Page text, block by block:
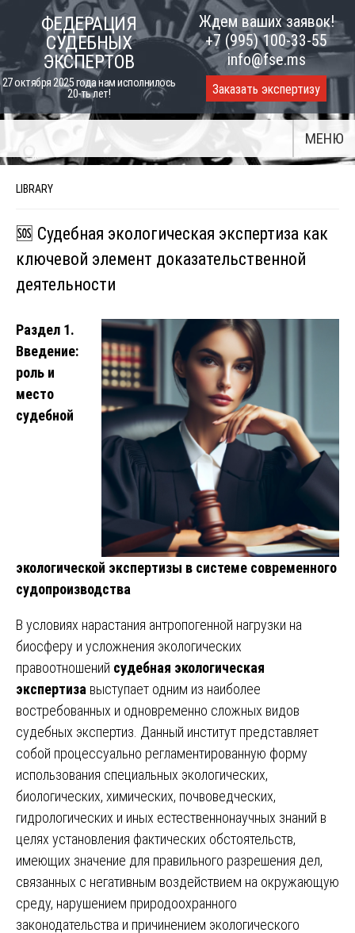
content
ФЕДЕРАЦИЯ
СУДЕБНЫХ
ЭКСПЕРТОВ
27 октября 2025 года нам исполнилось
20-ть лет!
Ждем ваших заявок!
+7 (995) 100-33-55
info@fse.ms
Заказать экспертизу
МЕНЮ
LIBRARY
🆘 Судебная экологическая экспертиза как
ключевой элемент доказательственной
деятельности
Раздел 1.
Введение:
роль и
место
судебной
экологической экспертизы в системе современного
судопроизводства
В условиях нарастания антропогенной нагрузки на
биосферу и усложнения экологических
правоотношений судебная экологическая
экспертиза выступает одним из наиболее
востребованных и одновременно сложных видов
судебных экспертиз. Данный институт представляет
собой процессуально регламентированную форму
использования специальных экологических,
биологических, химических, почвоведческих,
гидрологических и иных естественнонаучных знаний в
целях установления фактических обстоятельств,
имеющих значение для правильного разрешения дел,
связанных с негативным воздействием на окружающую
среду, нарушением природоохранного
законодательства и причинением экологического